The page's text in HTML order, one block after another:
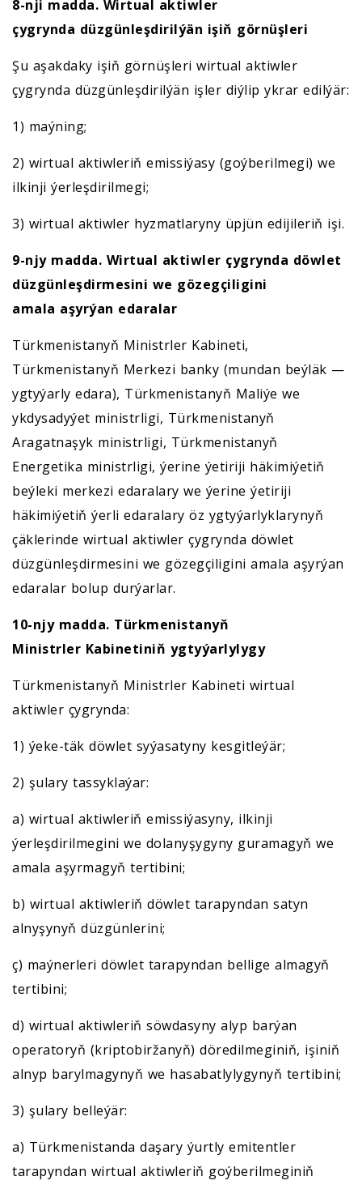
8-nji madda. Wirtual aktiwler
çygrynda düzgünleşdirilýän işiň görnüşleri
Şu aşakdaky işiň görnüşleri wirtual aktiwler
çygrynda düzgünleşdirilýän işler diýlip ykrar edilýär:
1) maýning;
2) wirtual aktiwleriň emissiýasy (goýberilmegi) we
ilkinji ýerleşdirilmegi;
3) wirtual aktiwler hyzmatlaryny üpjün edijileriň işi.
9-njy madda. Wirtual aktiwler çygrynda döwlet
düzgünleşdirmesini we gözegçiligini
amala aşyrýan edaralar
Türkmenistanyň Ministrler Kabineti,
Türkmenistanyň Merkezi banky (mundan beýläk —
ygtyýarly edara), Türkmenistanyň Maliýe we
ykdysadyýet ministrligi, Türkmenistanyň
Aragatnaşyk ministrligi, Türkmenistanyň
Energetika ministrligi, ýerine ýetiriji häkimiýetiň
beýleki merkezi edaralary we ýerine ýetiriji
häkimiýetiň ýerli edaralary öz ygtyýarlyklarynyň
çäklerinde wirtual aktiwler çygrynda döwlet
düzgünleşdirmesini we gözegçiligini amala aşyrýan
edaralar bolup durýarlar.
10-njy madda. Türkmenistanyň
Ministrler Kabinetiniň ygtyýarlylygy
Türkmenistanyň Ministrler Kabineti wirtual
aktiwler çygrynda:
1) ýeke-täk döwlet syýasatyny kesgitleýär;
2) şulary tassyklaýar:
a) wirtual aktiwleriň emissiýasyny, ilkinji
ýerleşdirilmegini we dolanyşygyny guramagyň we
amala aşyrmagyň tertibini;
b) wirtual aktiwleriň döwlet tarapyndan satyn
alnyşynyň düzgünlerini;
ç) maýnerleri döwlet tarapyndan bellige almagyň
tertibini;
d) wirtual aktiwleriň söwdasyny alyp barýan
operatoryň (kriptobiržanyň) döredilmeginiň, işiniň
alnyp barylmagynyň we hasabatlylygynyň tertibini;
3) şulary belleýär:
a) Türkmenistanda daşary ýurtly emitentler
tarapyndan wirtual aktiwleriň goýberilmeginiň